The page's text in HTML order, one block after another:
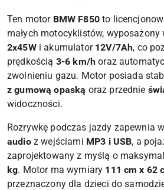
Ten motor BMW F850to
małych motocyklistów, wyposażony
2x45Wi akumulator 12V/7Ah, co
prędkością 3-6 km/h oraz
zwolnieniu gazu. Motor posiada
z gumową opaską oraz przednie
widoczności.
Rozrywkę podczas jazdy zapewnia
audioz wejściami MP3 i USB, a
zaprojektowany z myślą o
kg. Motor ma wymiary 111 cm x 62
przeznaczony dla dzieci do